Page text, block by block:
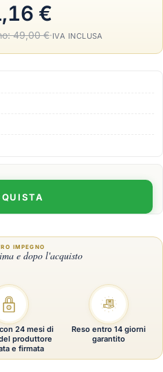
€
49,00 €·IVA INCLUSA
24 mesi di
produttore
e firmata
Reso entro 14 giorni
garantito